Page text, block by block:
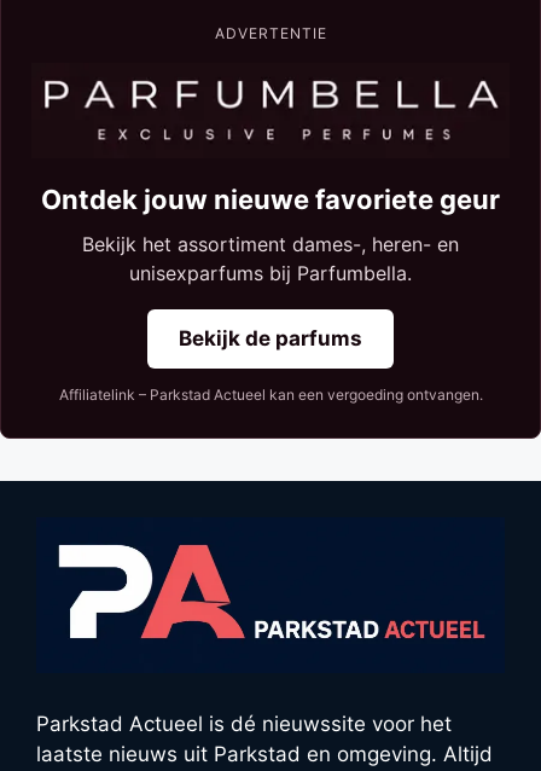
ADVERTENTIE
Ontdek jouw nieuwe favoriete geur
Bekijk het assortiment dames-, heren- en
unisexparfums bij Parfumbella.
Bekijk de parfums
Affiliatelink – Parkstad Actueel kan een vergoeding ontvangen.
Parkstad Actueel is dé nieuwssite voor het
laatste nieuws uit Parkstad en omgeving. Altijd